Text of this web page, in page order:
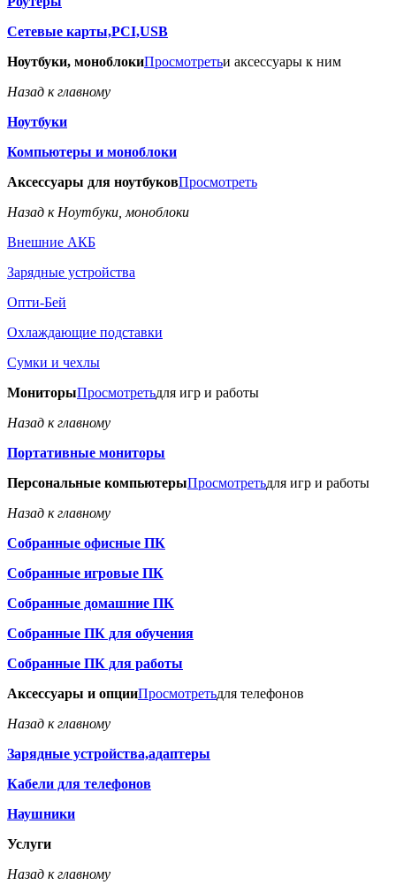
Сетевые карты,PCI,USB
Ноутбуки, моноблокиПросмотретьи аксессуары к ним
Назад к главному
Ноутбуки
Компьютеры и моноблоки
Аксессуары для ноутбуковПросмотреть
Назад к Ноутбуки, моноблоки
Внешние АКБ
Зарядные устройства
Опти-Бей
Охлаждающие подставки
Сумки и чехлы
МониторыПросмотретьдля игр и работы
Назад к главному
Портативные мониторы
Персональные компьютерыПросмотретьдля игр и работы
Назад к главному
Собранные офисные ПК
Собранные игровые ПК
Собранные домашние ПК
Собранные ПК для обучения
Собранные ПК для работы
Аксессуары и опцииПросмотретьдля телефонов
Назад к главному
Зарядные устройства,адаптеры
Кабели для телефонов
Наушники
Услуги
Назад к главному